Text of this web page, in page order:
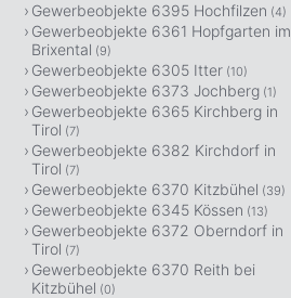
Gewerbeobjekte 6395 Hochfilzen (4)
Gewerbeobjekte 6361 Hopfgarten im
Brixental (9)
Gewerbeobjekte 6305 Itter (10)
Gewerbeobjekte 6373 Jochberg (1)
Gewerbeobjekte 6365 Kirchberg in
Tirol (7)
Gewerbeobjekte 6382 Kirchdorf in
Tirol (7)
Gewerbeobjekte 6370 Kitzbühel (39)
Gewerbeobjekte 6345 Kössen (13)
Gewerbeobjekte 6372 Oberndorf in
Tirol (7)
Gewerbeobjekte 6370 Reith bei
Kitzbühel (0)